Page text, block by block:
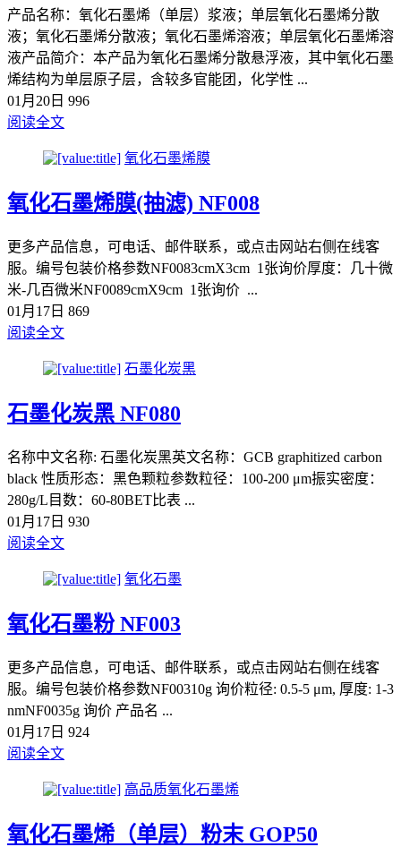
产品名称：氧化石墨烯（单层）浆液；单层氧化石墨烯分散
液；氧化石墨烯分散液；氧化石墨烯溶液；单层氧化石墨烯溶
液产品简介：本产品为氧化石墨烯分散悬浮液，其中氧化石墨
烯结构为单层原子层，含较多官能团，化学性 ...
01月20日 996
阅读全文
氧化石墨烯膜
氧化石墨烯膜(抽滤) NF008
更多产品信息，可电话、邮件联系，或点击网站右侧在线客
服。编号包装价格参数NF0083cmX3cm 1张询价厚度：几十微
米-几百微米NF0089cmX9cm 1张询价 ...
01月17日 869
阅读全文
石墨化炭黑
石墨化炭黑 NF080
名称中文名称: 石墨化炭黑英文名称：GCB graphitized carbon
black 性质形态：黑色颗粒参数粒径：100-200 μm振实密度：
280g/L目数：60-80BET比表 ...
01月17日 930
阅读全文
氧化石墨
氧化石墨粉 NF003
更多产品信息，可电话、邮件联系，或点击网站右侧在线客
服。编号包装价格参数NF00310g 询价粒径: 0.5-5 μm, 厚度: 1-3
nmNF0035g 询价 产品名 ...
01月17日 924
阅读全文
高品质氧化石墨烯
氧化石墨烯（单层）粉末 GOP50